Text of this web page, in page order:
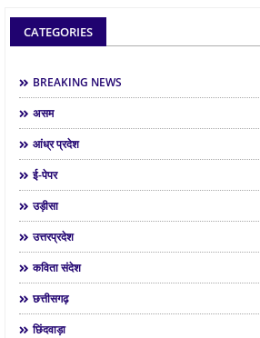
CATEGORIES
BREAKING NEWS
असम
आंध्र प्रदेश
ई-पेपर
उड़ीसा
उत्तरप्रदेश
कविता संदेश
छत्तीसगढ़
छिंदवाड़ा